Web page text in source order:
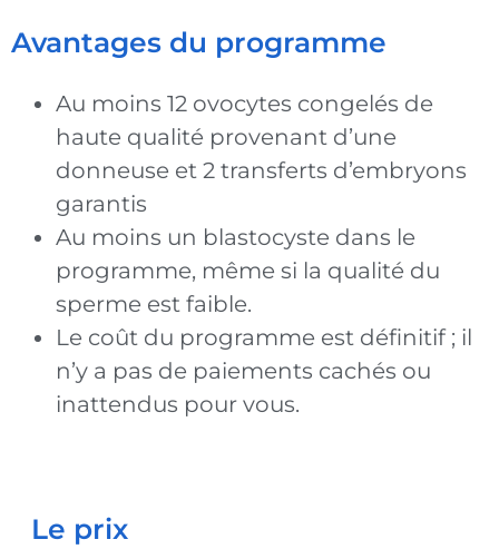
Avantages du programme
Au moins 12 ovocytes congelés de
haute qualité provenant d’une
donneuse et 2 transferts d’embryons
garantis
Au moins un blastocyste dans le
programme, même si la qualité du
sperme est faible.
Le coût du programme est définitif ; il
n’y a pas de paiements cachés ou
inattendus pour vous.
Le prix